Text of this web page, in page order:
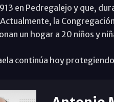
en Pedregalejo y que,
la
un hogar a 20 niños y
continúa hoy